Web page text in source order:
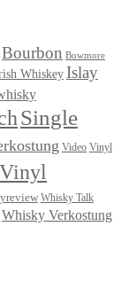
Bourbon Bowmore
WhiskeyIslay
Single
Video Vinyl
Whisky Talk
Whisky Verkostung